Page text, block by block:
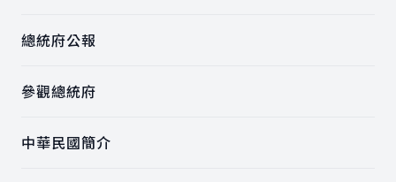
總統府公報
參觀總統府
中華民國簡介